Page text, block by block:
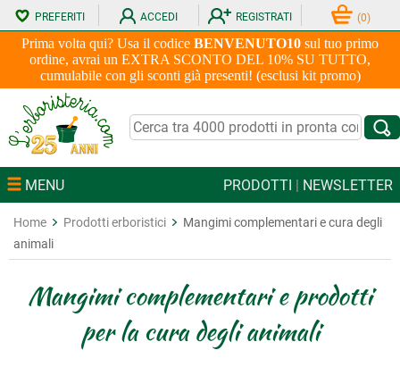
Prima volta qui? Usa il codice BENVENUTO10 sul tuo primo
ordine, avrai un EXTRA SCONTO DEL 10% SU TUTTO,
cumulabile con gli sconti già presenti! (esclusi kit promo)
PREFERITI ACCEDI REGISTRATI (0)
MENU PRODOTTI | NEWSLETTER
Home Prodotti erboristici
Mangimi complementari e cura degli
animali
Mangimi complementari e prodotti
per la cura degli animali